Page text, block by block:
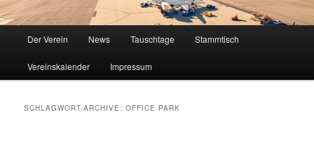
Der Verein News Tauschtage Stammtisch
Vereinskalender Impressum
SCHLAGWORT-ARCHIVE:OFFICE PARK